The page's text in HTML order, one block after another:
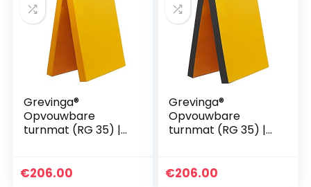
Grevinga®
Opvouwbare
turnmat (RG 35) |
€206.00
Grevinga®
Opvouwbare
turnmat (RG 35) |
€206.00